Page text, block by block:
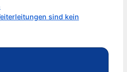
sind kein